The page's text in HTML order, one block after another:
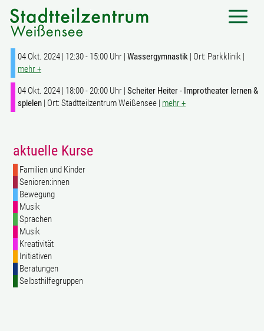
04 Okt. 2024 | 12:30 - 15:00 Uhr | Wassergymnastik | Ort: Parkklinik |
mehr +
04 Okt. 2024 | 18:00 - 20:00 Uhr | Scheiter Heiter - Improtheater lernen &
spielen | Ort: Stadtteilzentrum Weißensee | mehr +
aktuelle Kurse
Familien und Kinder
Senioren:innen
Bewegung
Musik
Sprachen
Musik
Kreativität
Initiativen
Beratungen
Selbsthilfegruppen